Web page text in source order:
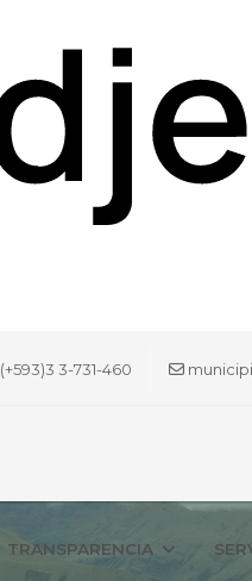
(+593)3 3-731-460
TRANSPARENCIA